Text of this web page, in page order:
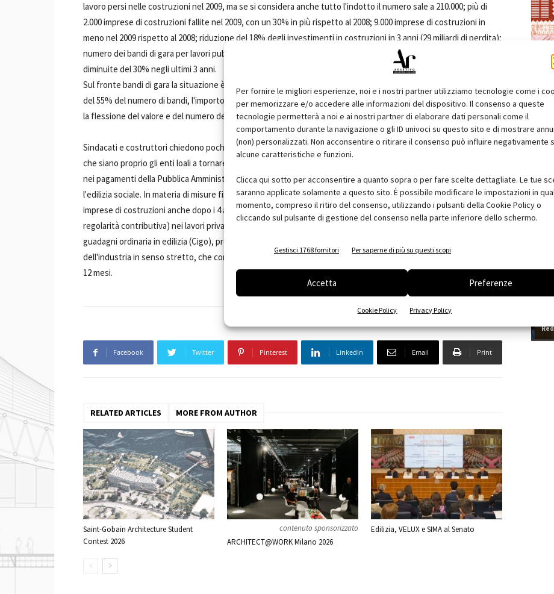
Per fornire le migliori esperienze, noi e i nostri partner utilizziamo tecnologie come i
per memorizzare e/o accedere alle informazioni del dispositivo. Il consenso a queste
tecnologie permetterà a noi e ai nostri partner di elaborare dati personali come il
comportamento durante la navigazione o gli ID univoci su questo sito e di mostrare
(non) personalizzati. Non acconsentire o ritirare il consenso può influire negativamente
alcune caratteristiche e funzioni.
Clicca qui sotto per acconsentire a quanto sopra o per fare scelte dettagliate. Le tue
saranno applicate solamente a questo sito. È possibile modificare le impostazioni in
momento, compreso il ritiro del consenso, utilizzando i pulsanti della Cookie Policy o
cliccando sul pulsante di gestione del consenso nella parte inferiore dello schermo.
Gestisci 1768 fornitori Per saperne di più su questi scopi
Accetta Preferenze
Cookie Policy Privacy Policy
lavoro persi nelle costruzioni nel 2009, ma se si considera anche tutto l'indotto il numero sale a 210.000; più di
2.000 imprese di costruzioni fallite nel 2009, con un 30% in più rispetto al 2008; 9.000 imprese di costruzioni in
meno nel 2009 rispetto al 2008; riduzione del 18% degli investimenti in costruzioni in 3 anni (29 miliardi di perdita);
numero dei bandi di gara per lavori pubblici ridotto del 55% negli ultimi 6 anni; le compravendite di abitazioni
diminuite del 30% negli ultimi 3 anni.
Sul fronte bandi di gara la situazione è molto dolente. Secondo l'Ance, nel periodo 2003-2009, oltre alla riduzione
del 55% del numero di bandi, l'importo dei lavori messi a gara è calato del 24%; nel primo trimestre di quest'anno
la flessione del valore e del numero dei bandi è sceso del 25 per cento.
Sindacati e costruttori chiedono poche ma decisive mosse. La modifica del patto di stabilità interna per far sì
che siano proprio gli enti loali a tornare ad investire in opere pubbliche. Bisogna risolvere la questione dei ritardi
nei pagamenti della Pubblica Amministrazione. Anche per il Piano casa (sia 1 che 2) è necessario far decollare
l'edilizia sociale. In materia di misure fiscali si chiede il ripristino dell'Iva per le cessioni di abitazioni da parte delle
imprese di costruzioni anche dopo i 4 anni dall'ultimazione dei lavori. Mantenere il Durc (Documento unico di
regolarità contributiva) nei lavori privati per favorire le imprese in regola. Potenziare la Cassa integrazione
guadagni ordinaria in edilizia (Cigo), prevedendo l'equiparazione delle modalità del trattamento a quello
dell'industria in senso stretto, che consente la sospensione totale dell'attività lavorativa fino ad un massimo di
12 mesi.
Facebook Twitter Pinterest Linkedin Email Print
RELATED ARTICLES MORE FROM AUTHOR
Saint-Gobain Architecture Student
Contest 2026
contenuto sponsorizzato
ARCHITECT@WORK Milano 2026
Edilizia, VELUX e SIMA al Senato